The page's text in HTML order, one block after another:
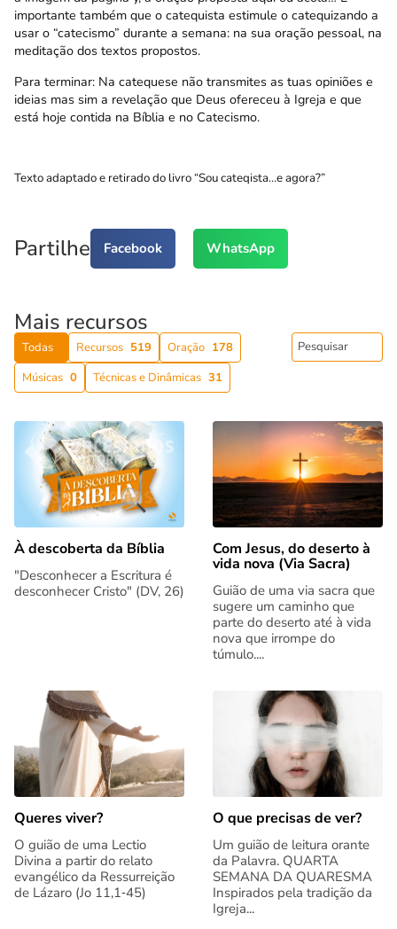
importante também que o catequista estimule o catequizando a
usar o “catecismo” durante a semana: na sua oração pessoal, na
meditação dos textos propostos.
Para terminar: Na catequese não transmites as tuas opiniões e
ideias mas sim a revelação que Deus ofereceu à Igreja e que
está hoje contida na Bíblia e no Catecismo.
Texto adaptado e retirado do livro “Sou cateqista…e agora?”
Partilhe Facebook WhatsApp
Mais recursos
Todas Recursos 519 Oração 178
Músicas 0 Técnicas e Dinâmicas 31
À descoberta da Bíblia
"Desconhecer a Escritura é
desconhecer Cristo" (DV, 26)
Com Jesus, do deserto à
vida nova (Via Sacra)
Guião de uma via sacra que
sugere um caminho que
parte do deserto até à vida
nova que irrompe do
túmulo....
Queres viver?
O guião de uma Lectio
Divina a partir do relato
evangélico da Ressurreição
de Lázaro (Jo 11,1‑45)
O que precisas de ver?
Um guião de leitura orante
da Palavra. QUARTA
SEMANA DA QUARESMA
Inspirados pela tradição da
Igreja...